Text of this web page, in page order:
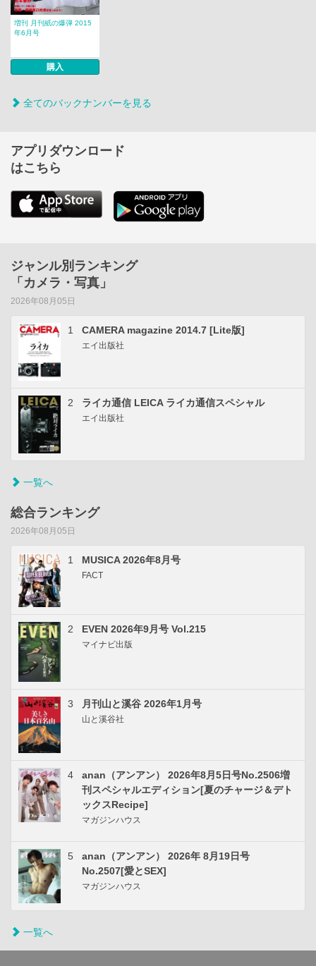
増刊 月刊紙の爆弾 2015
年6月号
購入
全てのバックナンバーを見る
アプリダウンロード
はこちら
ジャンル別ランキング
「カメラ・写真」
2026年08月05日
1 CAMERA magazine 2014.7 [Lite版]
エイ出版社
2 ライカ通信 LEICA ライカ通信スペシャル
エイ出版社
一覧へ
総合ランキング
2026年08月05日
1 MUSICA 2026年8月号
FACT
2 EVEN 2026年9月号 Vol.215
マイナビ出版
3 月刊山と溪谷 2026年1月号
山と溪谷社
4
anan（アンアン） 2026年8月5日号No.2506増
刊スペシャルエディション[夏のチャージ＆デト
ックスRecipe]
マガジンハウス
5
anan（アンアン） 2026年 8月19日号
No.2507[愛とSEX]
マガジンハウス
一覧へ